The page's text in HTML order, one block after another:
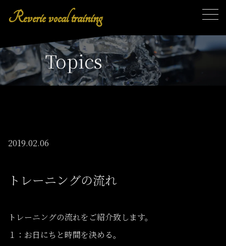
Reverie vocal training
Topics
2019.02.06
トレーニングの流れ
トレーニングの流れをご紹介致します。
１：お日にちと時間を決める。